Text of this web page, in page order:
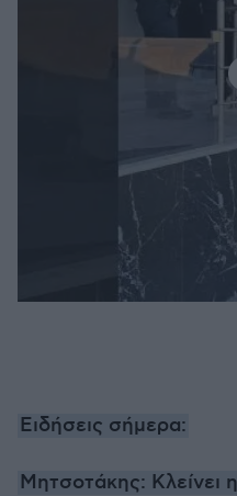
Ειδήσεις σήμερα:
Μητσοτάκης: Κλείνει